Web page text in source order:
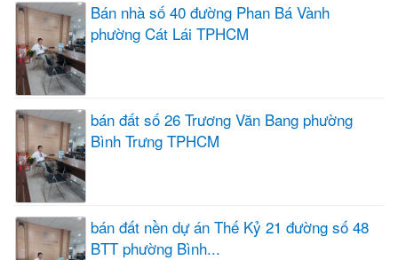
Bán nhà số 40 đường Phan Bá Vành
phường Cát Lái TPHCM
bán đất số 26 Trương Văn Bang phường
Bình Trưng TPHCM
bán đất nền dự án Thế Kỷ 21 đường số 48
BTT phường Bình...